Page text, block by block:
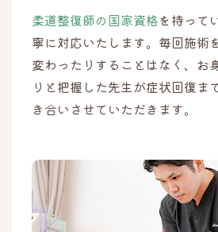
柔道整復師の国家資格を持って
寧に対応いたします。毎回施術
変わったりすることはなく、お
りと把握した先生が症状回復ま
き合いさせていただきます。